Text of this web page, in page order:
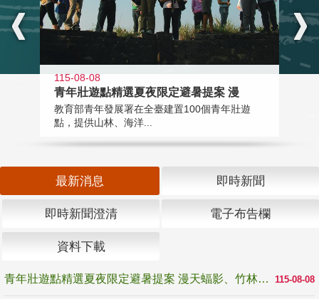
115-08-08
青年壯遊點精選夏夜限定避暑提案 漫
教育部青年發展署在全臺建置100個青年壯遊
點，提供山林、海洋...
最新消息 即時新聞
即時新聞澄清 電子布告欄
資料下載
115-08-08
青年壯遊點精選夏夜限定避暑提案 漫天蝠影、竹林尋蛙、茶香夜觀 邀青年暮色出發